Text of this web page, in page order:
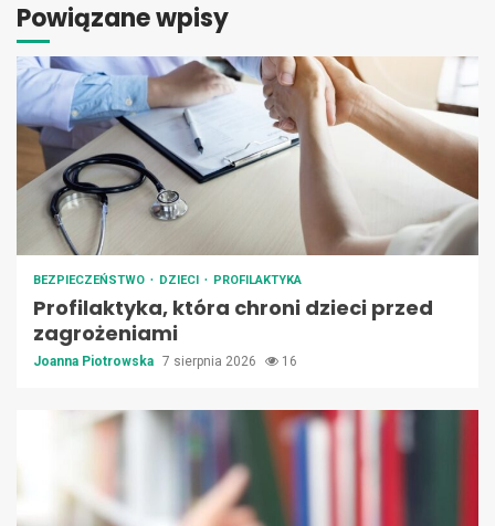
Powiązane wpisy
BEZPIECZEŃSTWO DZIECI PROFILAKTYKA
Profilaktyka, która chroni dzieci przed
zagrożeniami
Joanna Piotrowska 7 sierpnia 2026 16